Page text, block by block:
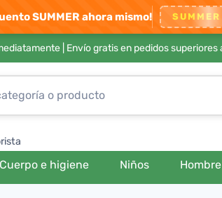
SUMMER ahora mismo! SUMMER
| Envío gratis en pedidos superiores
Cuerpo e higiene Niños Hombre